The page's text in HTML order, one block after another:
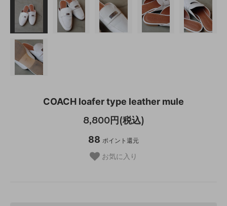
COACH loafer type leather mule
8,800円(税込)
88 ポイント還元
お気に入り